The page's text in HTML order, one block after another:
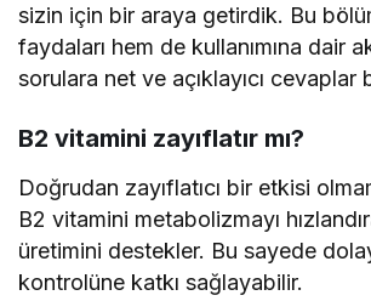
sizin için bir araya getirdik. Bu
faydaları hem de kullanımına dair
sorulara net ve açıklayıcı cevaplar
B2 vitamini zayıflatır mı?
Doğrudan zayıflatıcı bir etkisi
B2 vitamini metabolizmayı
üretimini destekler. Bu sayede
kontrolüne katkı sağlayabilir.